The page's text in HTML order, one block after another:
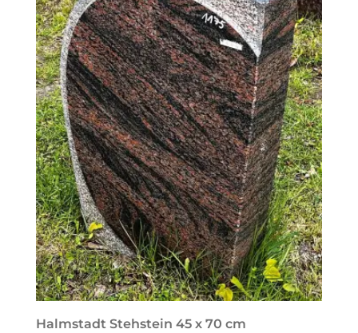
Halmstadt Stehstein 45 x 70 cm